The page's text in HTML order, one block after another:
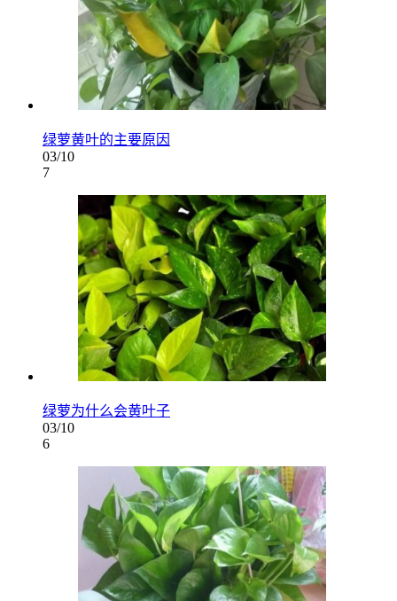
绿萝黄叶的主要原因
03/10
7
绿萝为什么会黄叶子
03/10
6